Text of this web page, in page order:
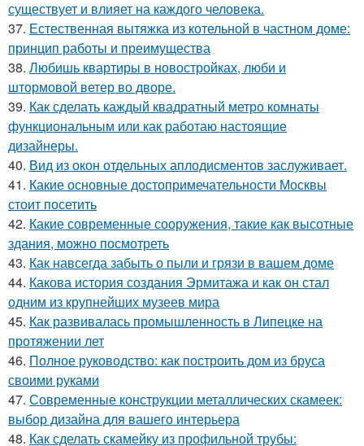
существует и влияет на каждого человека.
37. Естественная вытяжка из котельной в частном доме:
принцип работы и преимущества
38. Любишь квартиры в новостройках, люби и
штормовой ветер во дворе.
39. Как сделать каждый квадратный метро комнаты
функциональным или как работаю настоящие
дизайнеры.
40. Вид из окон отдельных аплодисментов заслуживает.
41. Какие основные достопримечательности Москвы
стоит посетить
42. Какие современные сооружения, такие как высотные
здания, можно посмотреть
43. Как навсегда забыть о пыли и грязи в вашем доме
44. Какова история создания Эрмитажа и как он стал
одним из крупнейших музеев мира
45. Как развивалась промышленность в Липецке на
протяжении лет
46. Полное руководство: как построить дом из бруса
своими руками
47. Современные конструкции металлических скамеек:
выбор дизайна для вашего интерьера
48. Как сделать скамейку из профильной трубы: